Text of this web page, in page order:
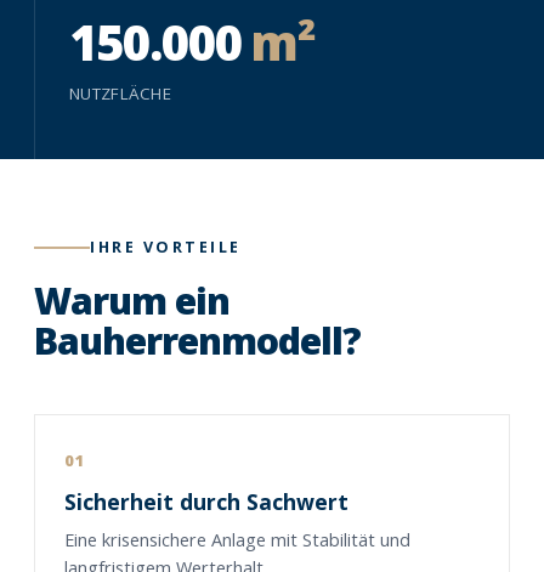
150.000m²
NUTZFLÄCHE
IHRE VORTEILE
Warum ein
Bauherrenmodell?
01
Sicherheit durch Sachwert
Eine krisensichere Anlage mit Stabilität und